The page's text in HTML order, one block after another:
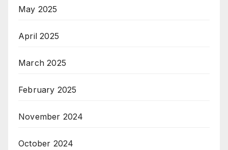
May 2025
April 2025
March 2025
February 2025
November 2024
October 2024